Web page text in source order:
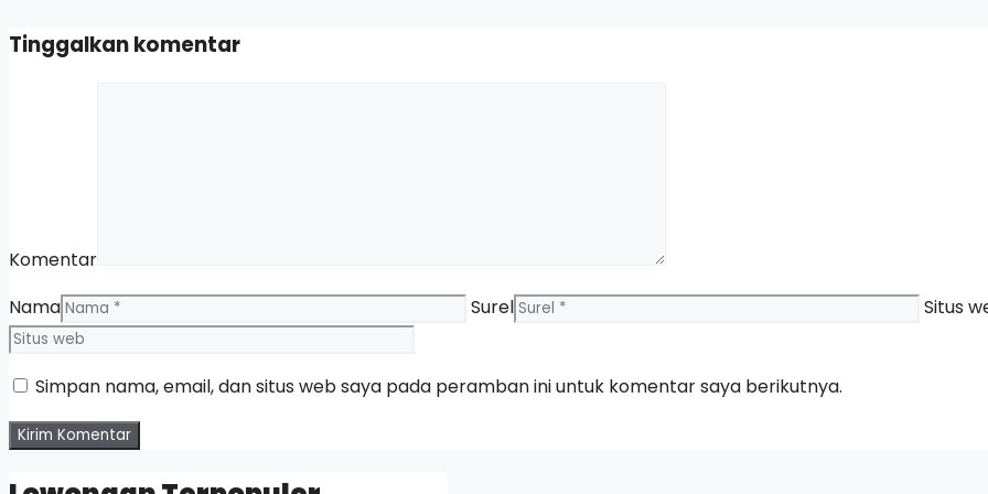
Tinggalkan komentar
Komentar
Nama
Surel Situs
Simpan nama, email, dan situs web saya pada peramban ini untuk komentar saya berikutnya.